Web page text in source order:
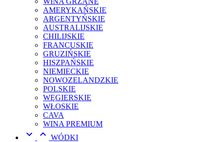
AMERYKAŃSKIE
ARGENTYŃSKIE
AUSTRALIJSKIE
CHILIJSKIE
FRANCUSKIE
GRUZIŃSKIE
HISZPAŃSKIE
NIEMIECKIE
NOWOZELANDZKIE
POLSKIE
WĘGIERSKIE
WŁOSKIE
CAVA
WINA PREMIUM
  WÓDKI